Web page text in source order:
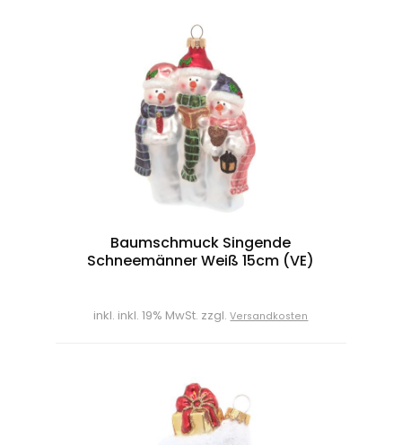
Baumschmuck Singende
Schneemänner Weiß 15cm (VE)
inkl. inkl. 19% MwSt. zzgl.Versandkosten